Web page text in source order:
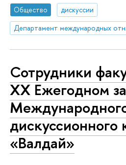
Общество
дискуссии
Сотрудники
XX Ежегодном
дискуссионного
«Валдай»